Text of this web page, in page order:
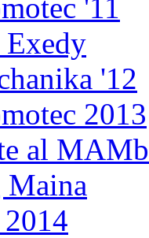
'11
'12
2013
al
Maina